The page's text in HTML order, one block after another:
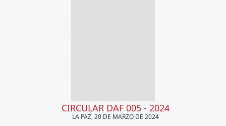
CIRCULAR DAF 005 - 2024
LA PAZ, 20 DE MARZO DE 2024